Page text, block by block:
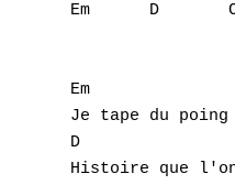
Em	D	C
Em
Je tape du
D
Histoire que l'on